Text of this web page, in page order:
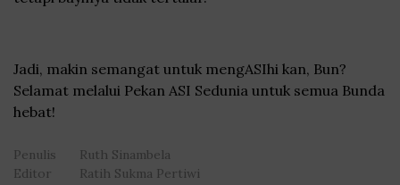
Jadi, makin semangat untuk mengASIhi kan, Bun?
Selamat melalui Pekan ASI Sedunia untuk semua Bunda
hebat!
Penulis
Ruth Sinambela
Editor
Ratih Sukma Pertiwi